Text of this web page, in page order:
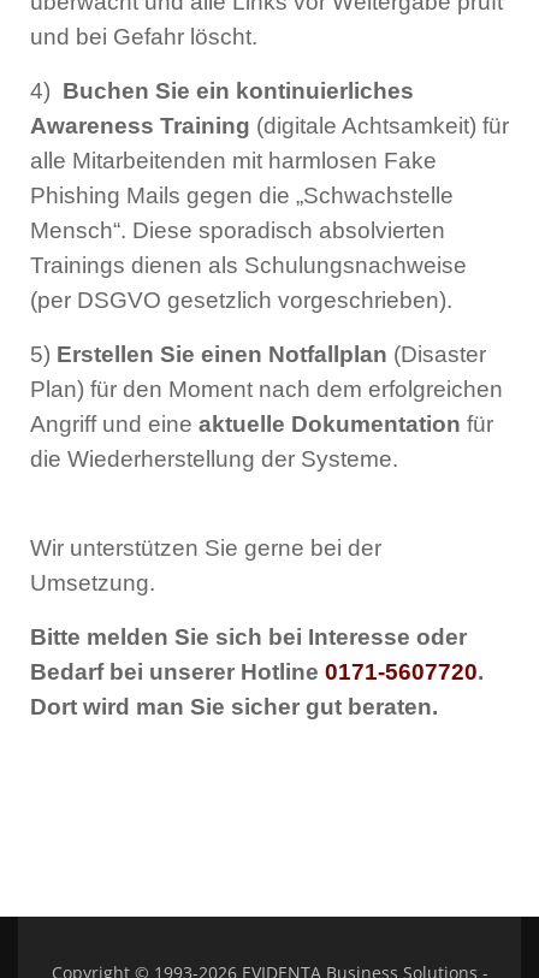
und bei Gefahr löscht.
4) Buchen Sie ein kontinuierliches
Awareness Training (digitale Achtsamkeit) für
alle Mitarbeitenden mit harmlosen Fake
Phishing Mails gegen die „Schwachstelle
Mensch“. Diese sporadisch absolvierten
Trainings dienen als Schulungsnachweise
(per DSGVO gesetzlich vorgeschrieben).
5) Erstellen Sie einen Notfallplan (Disaster
Plan) für den Moment nach dem erfolgreichen
Angriff und eine aktuelle Dokumentation für
die Wiederherstellung der Systeme.
Wir unterstützen Sie gerne bei der
Umsetzung.
Bitte melden Sie sich bei Interesse oder
Bedarf bei unserer Hotline 0171-5607720.
Dort wird man Sie sicher gut beraten.
Copyright © 1993-2026 EVIDENTA Business Solutions -